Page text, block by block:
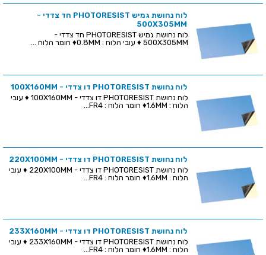
לוח נחושת גמיש PHOTORESIST חד צדדי -
500X305MM
לוח נחושת גמיש PHOTORESIST חד צדדי -
500X305MM ♦ עובי הלוח : 0.8MM♦ חומר הלוח ...
לוח נחושת PHOTORESIST דו צדדי - 100X160MM
לוח נחושת PHOTORESIST דו צדדי - 100X160MM ♦ עובי
הלוח : 1.6MM♦ חומר הלוח : FR4...
לוח נחושת PHOTORESIST דו צדדי - 220X100MM
לוח נחושת PHOTORESIST דו צדדי - 220X100MM ♦ עובי
הלוח : 1.6MM♦ חומר הלוח : FR4...
לוח נחושת PHOTORESIST דו צדדי - 233X160MM
לוח נחושת PHOTORESIST דו צדדי - 233X160MM ♦ עובי
הלוח : 1.6MM♦ חומר הלוח : FR4...